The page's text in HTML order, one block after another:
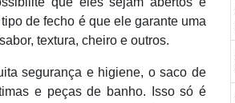
de fecho é que ele garante uma
textura, cheiro e outros.
segurança e higiene, o saco de
e peças de banho. Isso só é